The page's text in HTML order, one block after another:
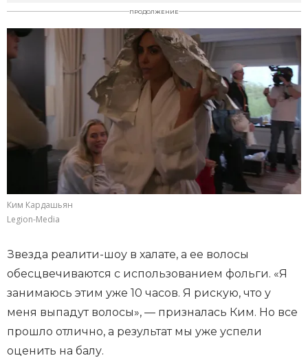
ПРОДОЛЖЕНИЕ
Ким Кардашьян
Legion-Media
Звезда реалити-шоу в халате, а ее волосы
обесцвечиваются с использованием фольги. «Я
занимаюсь этим уже 10 часов. Я рискую, что у
меня выпадут волосы», — призналась Ким. Но все
прошло отлично, а результат мы уже успели
оценить на балу.